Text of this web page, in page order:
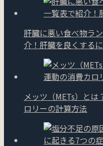
肝臓に悪い食べ物ラ
介！肝臓を良くする
メッツ（METs）と
ロリーの計算方法